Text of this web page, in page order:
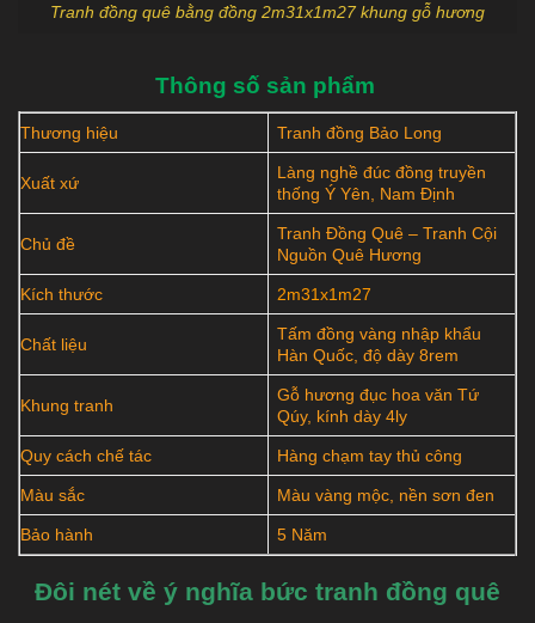
Tranh đồng quê bằng đồng 2m31x1m27 khung gỗ hương
Thông số sản phẩm
Thương hiệu Tranh đồng Bảo Long
Xuất xứ
Làng nghề đúc đồng truyền
thống Ý Yên, Nam Định
Chủ đề
Tranh Đồng Quê – Tranh Cội
Nguồn Quê Hương
Kích thước 2m31x1m27
Chất liệu
Tấm đồng vàng nhập khẩu
Hàn Quốc, độ dày 8rem
Khung tranh
Gỗ hương đục hoa văn Tứ
Qúy, kính dày 4ly
Quy cách chế tác Hàng chạm tay thủ công
Màu sắc Màu vàng mộc, nền sơn đen
Bảo hành 5 Năm
Đôi nét về ý nghĩa bức tranh đồng quê